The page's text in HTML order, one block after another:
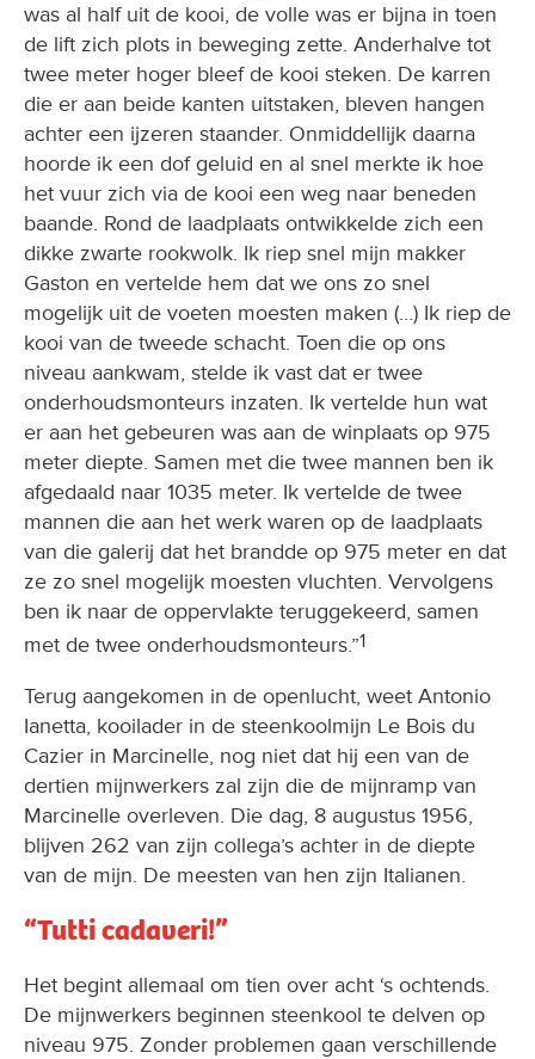
was al half uit de kooi, de volle was er bijna in toen
de lift zich plots in beweging zette. Anderhalve tot
twee meter hoger bleef de kooi steken. De karren
die er aan beide kanten uitstaken, bleven hangen
achter een ijzeren staander. Onmiddellijk daarna
hoorde ik een dof geluid en al snel merkte ik hoe
het vuur zich via de kooi een weg naar beneden
baande. Rond de laadplaats ontwikkelde zich een
dikke zwarte rookwolk. Ik riep snel mijn makker
Gaston en vertelde hem dat we ons zo snel
mogelijk uit de voeten moesten maken (…) Ik riep de
kooi van de tweede schacht. Toen die op ons
niveau aankwam, stelde ik vast dat er twee
onderhoudsmonteurs inzaten. Ik vertelde hun wat
er aan het gebeuren was aan de winplaats op 975
meter diepte. Samen met die twee mannen ben ik
afgedaald naar 1035 meter. Ik vertelde de twee
mannen die aan het werk waren op de laadplaats
van die galerij dat het brandde op 975 meter en dat
ze zo snel mogelijk moesten vluchten. Vervolgens
ben ik naar de oppervlakte teruggekeerd, samen
met de twee onderhoudsmonteurs.”1
Terug aangekomen in de openlucht, weet Antonio
Ianetta, kooilader in de steenkoolmijn Le Bois du
Cazier in Marcinelle, nog niet dat hij een van de
dertien mijnwerkers zal zijn die de mijnramp van
Marcinelle overleven. Die dag, 8 augustus 1956,
blijven 262 van zijn collega’s achter in de diepte
van de mijn. De meesten van hen zijn Italianen.
“Tutti cadaveri!”
Het begint allemaal om tien over acht ‘s ochtends.
De mijnwerkers beginnen steenkool te delven op
niveau 975. Zonder problemen gaan verschillende